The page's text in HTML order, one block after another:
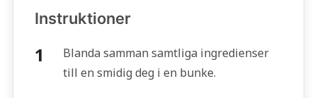
Instruktioner
Blanda samman samtliga ingredienser
till en smidig deg i en bunke.